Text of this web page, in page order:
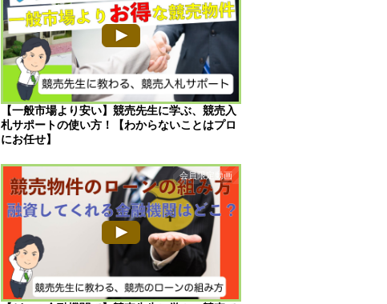
【一般市場より安い】競売先生に学ぶ、競売入
札サポートの使い方！【わからないことはプロ
にお任せ】